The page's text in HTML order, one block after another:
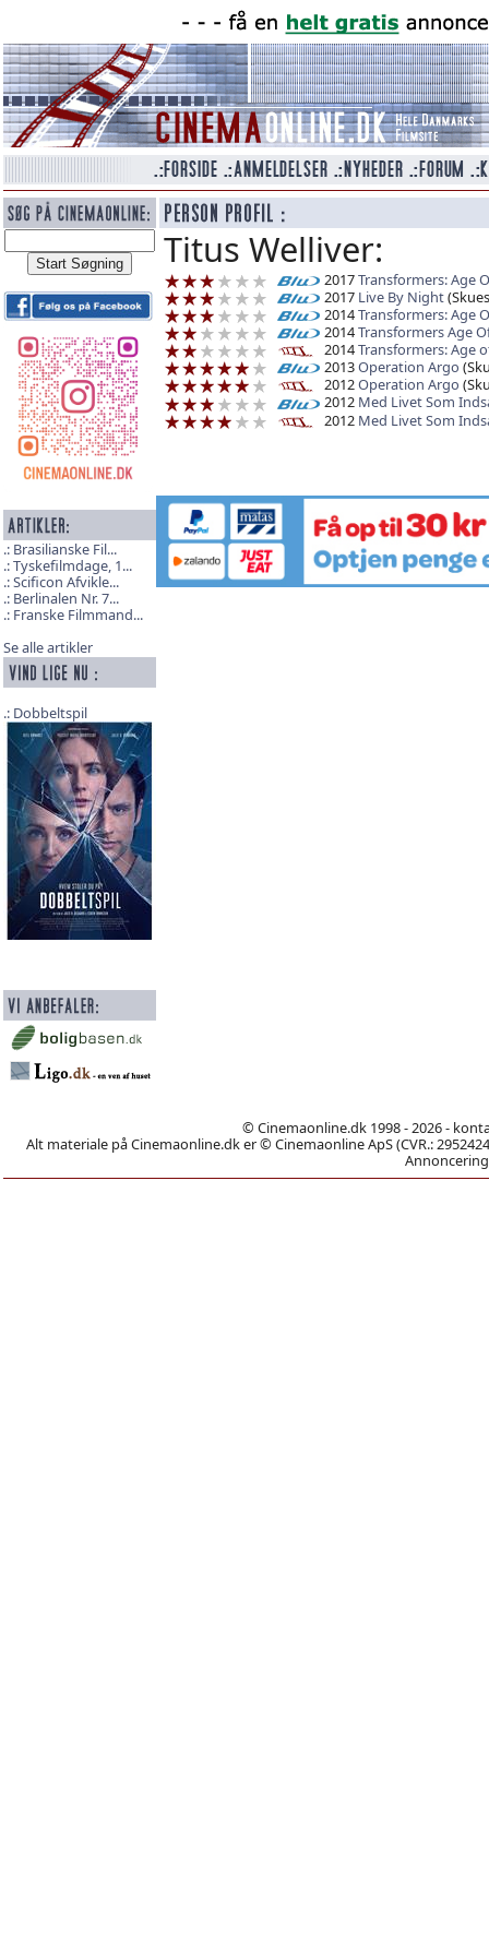
Brasilianske Fil...
Tyskefilmdage, 1...
Scificon Afvikle...
Berlinalen Nr. 7...
Franske Filmmand...
Se alle artikler
Dobbeltspil
Titus Welliver:
2017Transformers: Age
2017 Live By Night
2014Transformers: Age
2014Transformers Age
2014Transformers: Age
2013Operation Argo
2012Operation Argo
2012 Med Livet Som
2012 Med Livet Som
© Cinemaonline.dk 1998 - 2026 -
Alt materiale på Cinemaonline.dk er © Cinemaonline ApS (CVR.: